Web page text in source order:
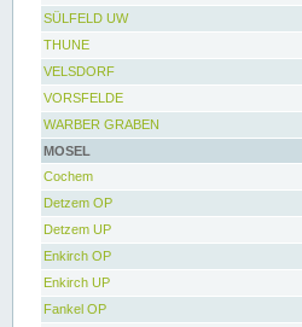
SÜLFELD UW
THUNE
VELSDORF
VORSFELDE
WARBER GRABEN
MOSEL
Cochem
Detzem OP
Detzem UP
Enkirch OP
Enkirch UP
Fankel OP